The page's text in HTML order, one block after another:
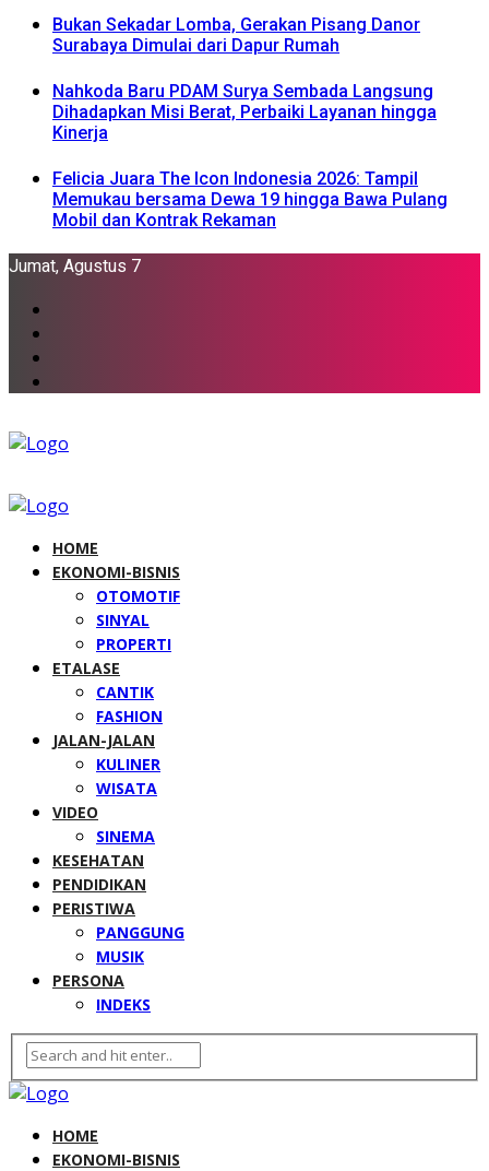
Bukan Sekadar Lomba, Gerakan Pisang Danor
Surabaya Dimulai dari Dapur Rumah
Nahkoda Baru PDAM Surya Sembada Langsung
Dihadapkan Misi Berat, Perbaiki Layanan hingga
Kinerja
Felicia Juara The Icon Indonesia 2026: Tampil
Memukau bersama Dewa 19 hingga Bawa Pulang
Mobil dan Kontrak Rekaman
Jumat, Agustus 7
HOME
EKONOMI-BISNIS
OTOMOTIF
SINYAL
PROPERTI
ETALASE
CANTIK
FASHION
JALAN-JALAN
KULINER
WISATA
VIDEO
SINEMA
KESEHATAN
PENDIDIKAN
PERISTIWA
PANGGUNG
MUSIK
PERSONA
INDEKS
HOME
EKONOMI-BISNIS